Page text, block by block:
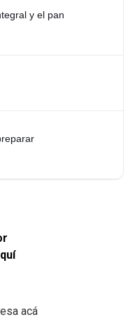
yQuesos y Fiambres
panes especiales para
Hamburguesas y
y el pan
acá